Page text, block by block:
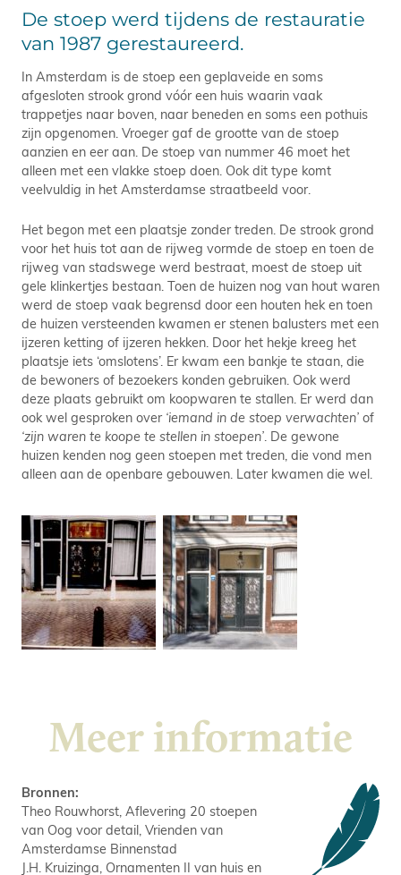
De stoep werd tijdens de restauratie
van 1987 gerestaureerd.
In Amsterdam is de stoep een geplaveide en soms
afgesloten strook grond vóór een huis waarin vaak
trappetjes naar boven, naar beneden en soms een pothuis
zijn opgenomen. Vroeger gaf de grootte van de stoep
aanzien en eer aan. De stoep van nummer 46 moet het
alleen met een vlakke stoep doen. Ook dit type komt
veelvuldig in het Amsterdamse straatbeeld voor.
Het begon met een plaatsje zonder treden. De strook grond
voor het huis tot aan de rijweg vormde de stoep en toen de
rijweg van stadswege werd bestraat, moest de stoep uit
gele klinkertjes bestaan. Toen de huizen nog van hout waren
werd de stoep vaak begrensd door een houten hek en toen
de huizen versteenden kwamen er stenen balusters met een
ijzeren ketting of ijzeren hekken. Door het hekje kreeg het
plaatsje iets ‘omslotens’. Er kwam een bankje te staan, die
de bewoners of bezoekers konden gebruiken. Ook werd
deze plaats gebruikt om koopwaren te stallen. Er werd dan
ook wel gesproken over ‘iemand in de stoep verwachten’ of
‘zijn waren te koope te stellen in stoepen’ . De gewone
huizen kenden nog geen stoepen met treden, die vond men
alleen aan de openbare gebouwen. Later kwamen die wel.
Meer informatie
Bronnen:
Theo Rouwhorst, Aflevering 20 stoepen
van Oog voor detail, Vrienden van
Amsterdamse Binnenstad
J.H. Kruizinga, Ornamenten II van huis en